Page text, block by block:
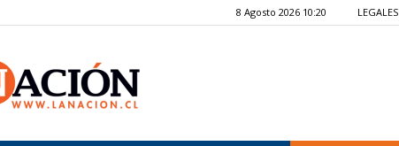
8 Agosto 2026 10:21 LEGALES